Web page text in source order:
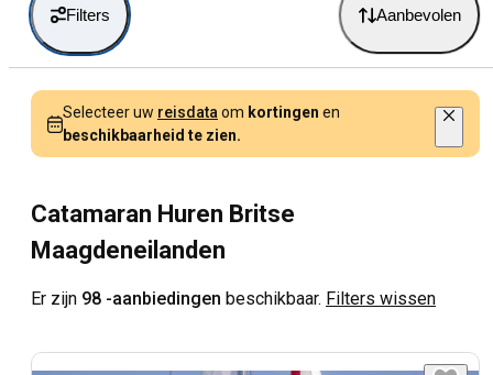
Filters Aanbevolen
Selecteer uw reisdata om kortingen en
beschikbaarheid te zien.
Catamaran Huren Britse
Maagdeneilanden
Er zijn 98 -aanbiedingen beschikbaar. Filters wissen